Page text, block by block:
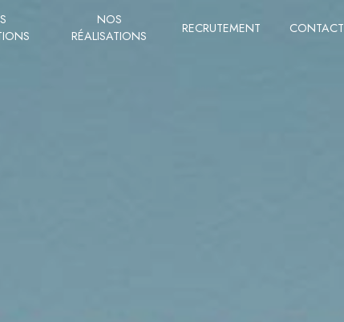
NOS
RÉALISATIONS
RECRUTEMENT CONTACT